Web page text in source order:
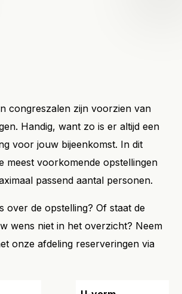
congreszalen zijn voorzien van
Handig, want zo is er altijd een
voor jouw bijeenkomst. In dit
meest voorkomende opstellingen
passend aantal personen.
over de opstelling? Of staat de
wens niet in het overzicht? Neem
onze afdeling reserveringen via